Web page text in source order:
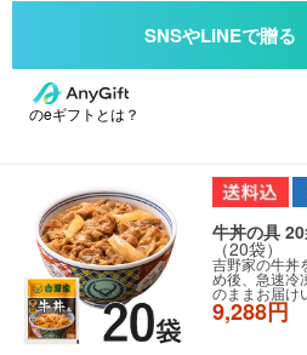
のeギフトとは？
牛丼の具 20
（20袋）
吉野家の牛丼
め後、急速冷
のままお届け
9,288円